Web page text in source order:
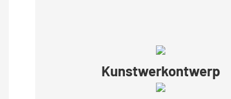
Kunstwerkontwerp